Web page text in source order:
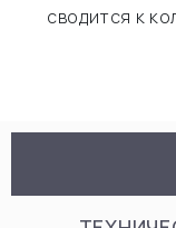
сводится к